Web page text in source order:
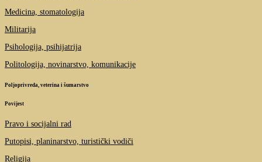
Medicina, stomatologija
Militarija
Psihologija, psihijatrija
Politologija, novinarstvo, komunikacije
Poljoprivreda, veterina i šumarstvo
Povijest
Pravo i socijalni rad
Putopisi, planinarstvo, turistički vodiči
Religija